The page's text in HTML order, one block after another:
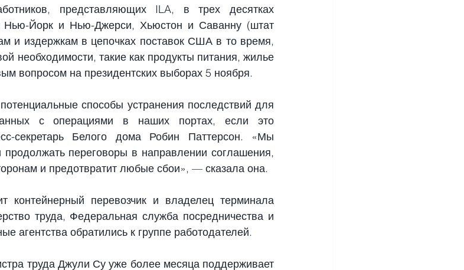
представляющих ILA, в трех десятках
Нью-Йорк и Нью-Джерси, Хьюстон и Саванну (штат
и издержкам в цепочках поставок США в то время,
необходимости, такие как продукты питания, жилье
вопросом на президентских выборах 5 ноября.
способы устранения последствий для
с операциями в наших портах, если это
секретарь Белого дома Робин Паттерсон. «Мы
переговоры в направлении соглашения,
и предотвратит любые сбои», — сказала она.
контейнерный перевозчик и владелец терминала
труда, Федеральная служба посредничества и
агентства обратились к группе работодателей.
труда Джули Су уже более месяца поддерживает